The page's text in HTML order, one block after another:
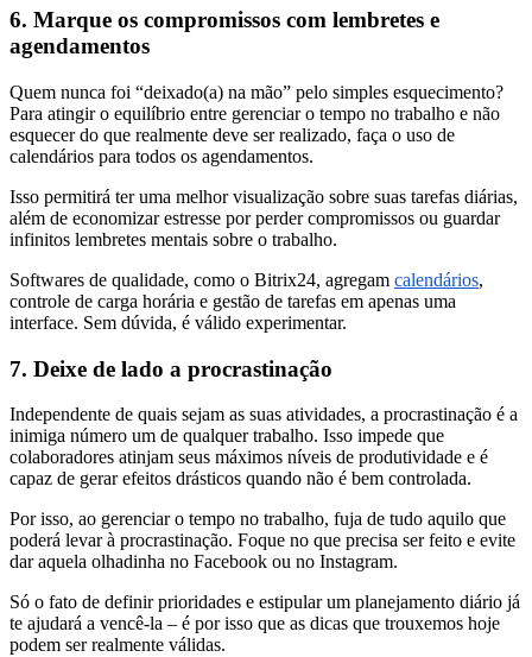
6. Marque os compromissos com lembretes e
agendamentos
Quem nunca foi “deixado(a) na mão” pelo simples esquecimento?
Para atingir o equilíbrio entre gerenciar o tempo no trabalho e não
esquecer do que realmente deve ser realizado, faça o uso de
calendários para todos os agendamentos.
Isso permitirá ter uma melhor visualização sobre suas tarefas diárias,
além de economizar estresse por perder compromissos ou guardar
infinitos lembretes mentais sobre o trabalho.
Softwares de qualidade, como o Bitrix24, agregam calendários,
controle de carga horária e gestão de tarefas em apenas uma
interface. Sem dúvida, é válido experimentar.
7. Deixe de lado a procrastinação
Independente de quais sejam as suas atividades, a procrastinação é a
inimiga número um de qualquer trabalho. Isso impede que
colaboradores atinjam seus máximos níveis de produtividade e é
capaz de gerar efeitos drásticos quando não é bem controlada.
Por isso, ao gerenciar o tempo no trabalho, fuja de tudo aquilo que
poderá levar à procrastinação. Foque no que precisa ser feito e evite
dar aquela olhadinha no Facebook ou no Instagram.
Só o fato de definir prioridades e estipular um planejamento diário já
te ajudará a vencê-la – é por isso que as dicas que trouxemos hoje
podem ser realmente válidas.